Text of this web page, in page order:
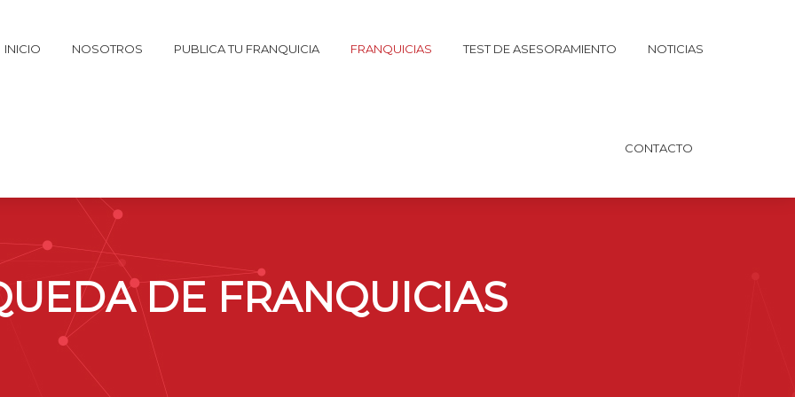
INICIO NOSOTROS PUBLICA TU FRANQUICIA FRANQUICIAS TEST DE ASESORAMIENTO NOTICIAS
CONTACTO
DE FRANQUICIAS